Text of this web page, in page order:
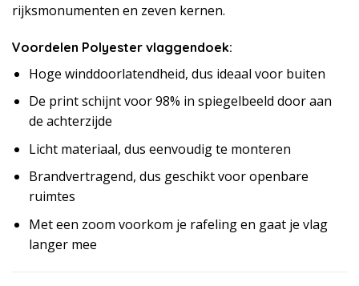
rijksmonumenten en zeven kernen.
Voordelen Polyester vlaggendoek:
Hoge winddoorlatendheid, dus ideaal voor buiten
De print schijnt voor 98% in spiegelbeeld door aan
de achterzijde
Licht materiaal, dus eenvoudig te monteren
Brandvertragend, dus geschikt voor openbare
ruimtes
Met een zoom voorkom je rafeling en gaat je vlag
langer mee